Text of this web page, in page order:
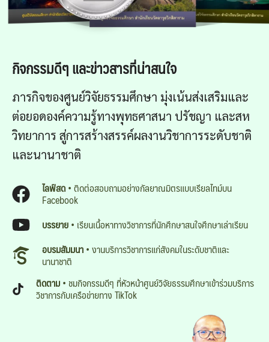
กิจกรรมดีๆ และข่าวสารที่น่าสนใจ
ภารกิจของศูนย์วิจัยธรรมศึกษา มุ่งเน้นส่งเสริมและ
ต่อยอดองค์ความรู้ทางพุทธศาสนา ปรัชญา และสห
วิทยาการ สู่การสร้างสรรค์ผลงานวิชาการระดับชาติ
และนานาชาติ
ไลฟ์สด• ติดต่อสอบถามอย่างกัลยาณมิตรแบบเรียลไทม์บน
Facebook
บรรยาย• เรียนเนื้อหาทางวิชาการที่นักศึกษาสนใจศึกษาเล่าเรียน
อบรมสัมมนา• งานบริการวิชาการแก่สังคมในระดับชาติและ
นานาชาติ
ติดตาม• ชมกิจกรรมดีๆ ที่หัวหน้าศูนย์วิจัยธรรมศึกษาเข้าร่วมบริการ
วิชาการกับเครือข่ายทาง TikTok